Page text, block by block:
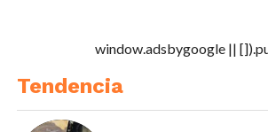
window.adsbygoogle ||
Tendencia